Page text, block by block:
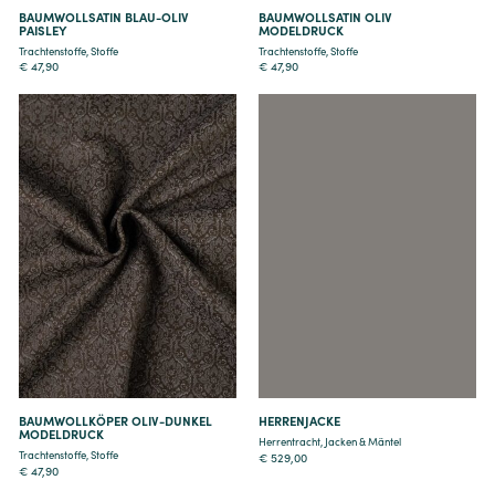
BAUMWOLLSATIN BLAU-OLIV
PAISLEY
Trachtenstoffe, Stoffe
€47,90
BAUMWOLLSATIN OLIV
MODELDRUCK
Trachtenstoffe Stoffe
€ 47,90
Details
BAUMWOLLKÖPER OLIV-DUNKEL
MODELDRUCK
Trachtenstoffe,Stoffe
€47,90
HERRENJACKE
Herrentracht, Jacken & Mäntel
€ 529,00